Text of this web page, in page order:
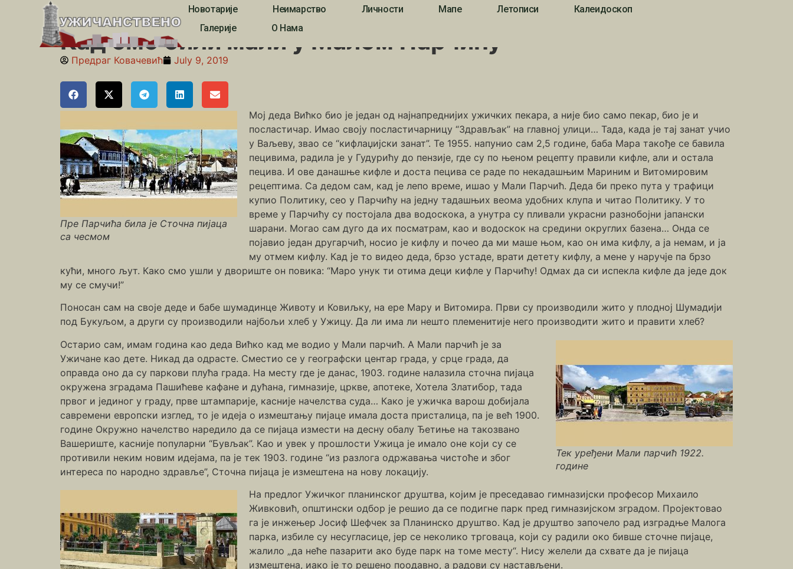
Новотарије Неимарство Личности Мапе Летописи
Калеидоскоп
Галерије
О Нама
Кад смо били мали у Малом Парчићу
Кад смо били мали у Малом Парчићу
Предраг Ковачевић July 9, 2019
Пре Парчића била је Сточна пијаца
са чесмом
Мој деда Вићко био је један од најнапреднијих ужичких пекара, а није био само пекар, био је и
посластичар. Имао своју посластичарницу “Здрављак” на главној улици… Тада, када је тај занат учио
у Ваљеву, звао се “кифлаџијски занат”. Те 1955. напунио сам 2,5 године, баба Мара такође се бавила
пецивима, радила је у Гудурићу до пензије, где су по њеном рецепту правили кифле, али и остала
пецива. И ове данашње кифле и доста пецива се раде по некадашњим Мариним и Витомировим
рецептима. Са дедом сам, кад је лепо време, ишао у Мали Парчић. Деда би преко пута у трафици
купио Политику, сео у Парчићу на једну тадашњих веома удобних клупа и читао Политику. У то
време у Парчићу су постојала два водоскока, а унутра су пливали украсни разнобојни јапански
шарани. Могао сам дуго да их посматрам, као и водоскок на средини округлих базена… Онда се
појавио један другарчић, носио је кифлу и почео да ми маше њом, као он има кифлу, а ја немам, и ја
му отмем кифлу. Кад је то видео деда, брзо устаде, врати детету кифлу, а мене у наручје па брзо
кући, много љут. Како смо ушли у двориште он повика: “Маро унук ти отима деци кифле у Парчићу! Одмах да си испекла кифле да једе док
му се смучи!”
Поносан сам на своје деде и бабе шумадинце Животу и Ковиљку, на ере Мару и Витомира. Први су производили жито у плодној Шумадији
под Букуљом, а други су производили најбољи хлеб у Ужицу. Да ли има ли нешто племенитије него производити жито и правити хлеб?
Тек уређени Мали парчић 1922.
године
Остарио сам, имам година као деда Вићко кад ме водио у Мали парчић. А Мали парчић је за
Ужичане као дете. Никад да одрасте. Сместио се у географски центар града, у срце града, да
оправда оно да су паркови плућа града. На месту где је данас, 1903. године налазила сточна пијаца
окружена зградама Пашићеве кафане и дућана, гимназије, цркве, апотеке, Хотела Златибор, тада
првог и јединог у граду, прве штампарије, касније начелства суда… Како је ужичка варош добијала
савремени европски изглед, то је идеја о измештању пијаце имала доста присталица, па је већ 1900.
године Окружно начелство наредило да се пијаца измести на десну обалу Ђетиње на такозвано
Вашериште, касније популарни “Бувљак”. Као и увек у прошлости Ужица је имало оне који су се
противили неким новим идејама, па је тек 1903. године “из разлога одржавања чистоће и због
интереса по народно здравље”, Сточна пијаца је измештена на нову локацију.
На предлог Ужичког планинског друштва, којим је преседавао гимназијски професор Михаило
Живковић, општински одбор је решио да се подигне парк пред гимназијском зградом. Пројектовао
га је инжењер Јосиф Шефчек за Планинско друштво. Кад је друштво започело рад изградње Малога
парка, избиле су несугласице, јер се неколико трговаца, који су радили око бивше сточне пијаце,
жалило „да неће пазарити ако буде парк на томе месту“. Нису желели да схвате да је пијаца
измештена, иако је то решено поодавно, а радови су настављени.